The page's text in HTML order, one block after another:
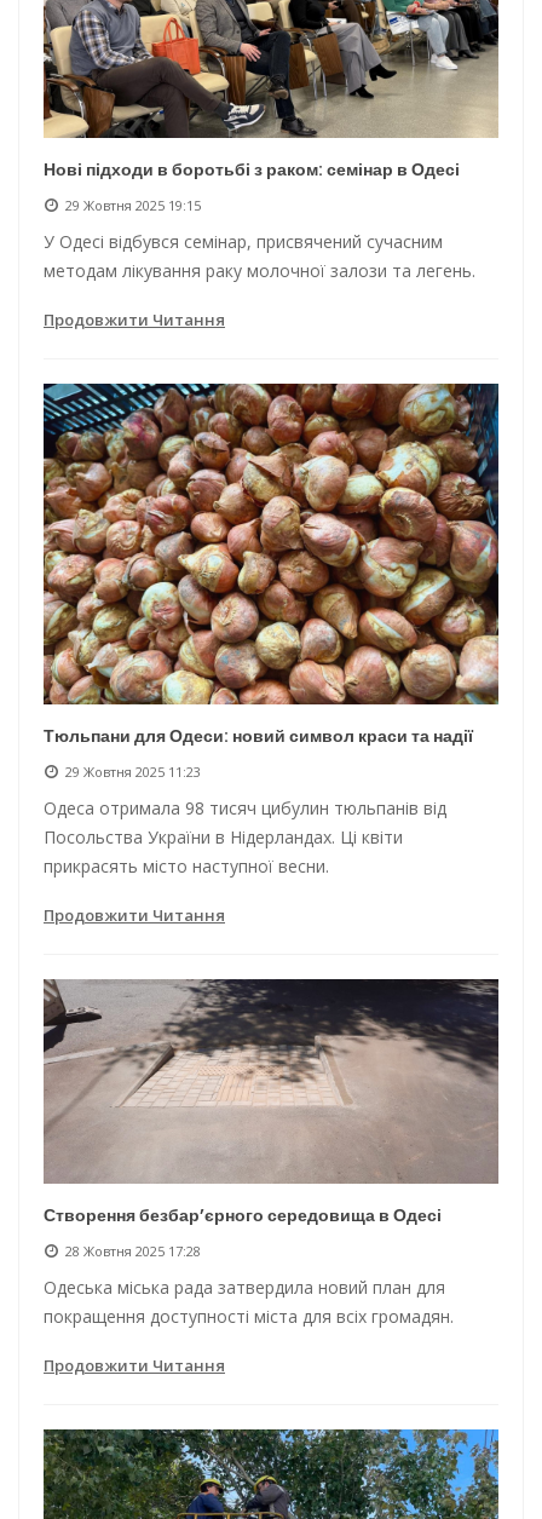
Нові підходи в боротьбі з раком: семінар в Одесі
29 Жовтня 2025 19:15
У Одесі відбувся семінар, присвячений сучасним
методам лікування раку молочної залози та легень.
Продовжити Читання
Тюльпани для Одеси: новий символ краси та надії
29 Жовтня 2025 11:23
Одеса отримала 98 тисяч цибулин тюльпанів від
Посольства України в Нідерландах. Ці квіти
прикрасять місто наступної весни.
Продовжити Читання
Створення безбар’єрного середовища в Одесі
28 Жовтня 2025 17:28
Одеська міська рада затвердила новий план для
покращення доступності міста для всіх громадян.
Продовжити Читання